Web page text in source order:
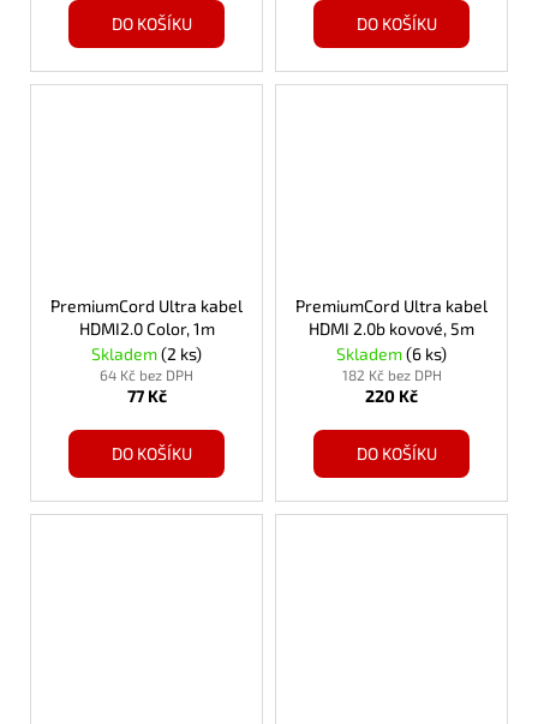
DO KOŠÍKU DO KOŠÍKU
PremiumCord Ultra kabel
HDMI2.0 Color, 1m
Skladem(2 ks)
64 Kč bez DPH
77 Kč
DO KOŠÍKU
PremiumCord Ultra kabel
HDMI 2.0b kovové, 5m
Skladem(6 ks)
182 Kč bez DPH
220 Kč
DO KOŠÍKU